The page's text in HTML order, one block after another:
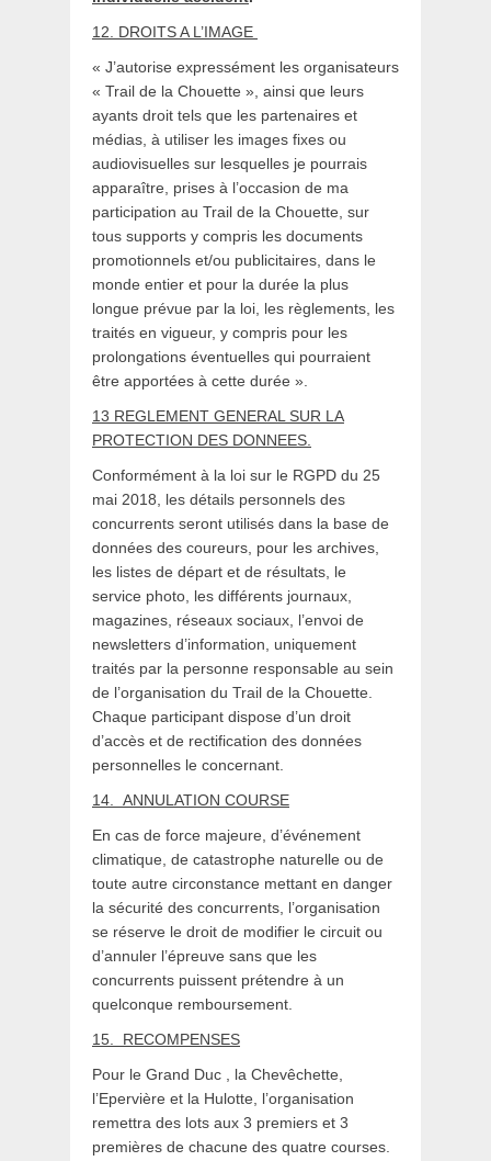
12. DROITS A L’IMAGE
« J’autorise expressément les organisateurs
« Trail de la Chouette », ainsi que leurs
ayants droit tels que les partenaires et
médias, à utiliser les images fixes ou
audiovisuelles sur lesquelles je pourrais
apparaître, prises à l’occasion de ma
participation au Trail de la Chouette, sur
tous supports y compris les documents
promotionnels et/ou publicitaires, dans le
monde entier et pour la durée la plus
longue prévue par la loi, les règlements, les
traités en vigueur, y compris pour les
prolongations éventuelles qui pourraient
être apportées à cette durée ».
13 REGLEMENT GENERAL SUR LA
PROTECTION DES DONNEES.
Conformément à la loi sur le RGPD du 25
mai 2018, les détails personnels des
concurrents seront utilisés dans la base de
données des coureurs, pour les archives,
les listes de départ et de résultats, le
service photo, les différents journaux,
magazines, réseaux sociaux, l’envoi de
newsletters d’information, uniquement
traités par la personne responsable au sein
de l’organisation du Trail de la Chouette.
Chaque participant dispose d’un droit
d’accès et de rectification des données
personnelles le concernant.
14.
ANNULATION COURSE
En cas de force majeure, d’événement
climatique, de catastrophe naturelle ou de
toute autre circonstance mettant en danger
la sécurité des concurrents, l’organisation
se réserve le droit de modifier le circuit ou
d’annuler l’épreuve sans que les
concurrents puissent prétendre à un
quelconque remboursement.
15.
RECOMPENSES
Pour le Grand Duc , la Chevêchette,
l’Epervière et la Hulotte, l’organisation
remettra des lots aux 3 premiers et 3
premières de chacune des quatre courses.